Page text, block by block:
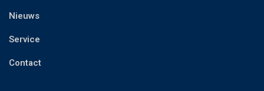
Nieuws
Service
Contact